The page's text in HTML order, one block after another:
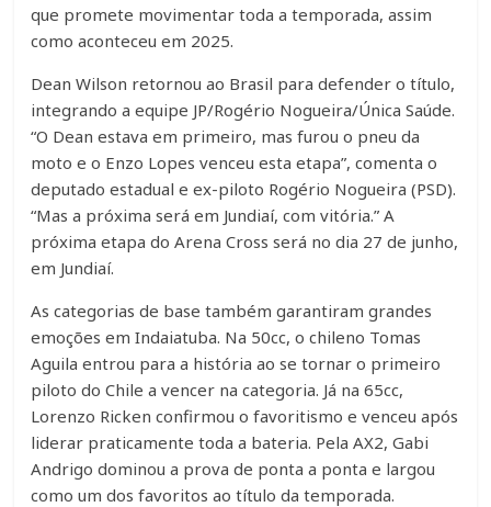
que promete movimentar toda a temporada, assim
como aconteceu em 2025.
Dean Wilson retornou ao Brasil para defender o título,
integrando a equipe JP/Rogério Nogueira/Única Saúde.
“O Dean estava em primeiro, mas furou o pneu da
moto e o Enzo Lopes venceu esta etapa”, comenta o
deputado estadual e ex-piloto Rogério Nogueira (PSD).
“Mas a próxima será em Jundiaí, com vitória.” A
próxima etapa do Arena Cross será no dia 27 de junho,
em Jundiaí.
As categorias de base também garantiram grandes
emoções em Indaiatuba. Na 50cc, o chileno Tomas
Aguila entrou para a história ao se tornar o primeiro
piloto do Chile a vencer na categoria. Já na 65cc,
Lorenzo Ricken confirmou o favoritismo e venceu após
liderar praticamente toda a bateria. Pela AX2, Gabi
Andrigo dominou a prova de ponta a ponta e largou
como um dos favoritos ao título da temporada.